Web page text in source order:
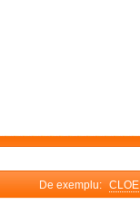
De exemplu: CLOE